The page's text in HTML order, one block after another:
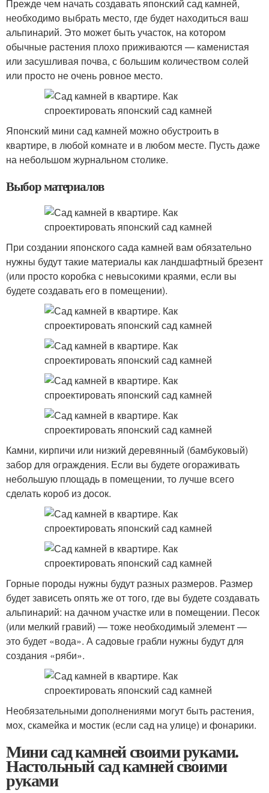
Прежде чем начать создавать японский сад камней,
необходимо выбрать место, где будет находиться ваш
альпинарий. Это может быть участок, на котором
обычные растения плохо приживаются — каменистая
или засушливая почва, с большим количеством солей
или просто не очень ровное место.
Японский мини сад камней можно обустроить в
квартире, в любой комнате и в любом месте. Пусть даже
на небольшом журнальном столике.
Выбор материалов
При создании японского сада камней вам обязательно
нужны будут такие материалы как ландшафтный брезент
(или просто коробка с невысокими краями, если вы
будете создавать его в помещении).
Камни, кирпичи или низкий деревянный (бамбуковый)
забор для ограждения. Если вы будете огораживать
небольшую площадь в помещении, то лучше всего
сделать короб из досок.
Горные породы нужны будут разных размеров. Размер
будет зависеть опять же от того, где вы будете создавать
альпинарий: на дачном участке или в помещении. Песок
(или мелкий гравий) — тоже необходимый элемент —
это будет «вода». А садовые грабли нужны будут для
создания «ряби».
Необязательными дополнениями могут быть растения,
мох, скамейка и мостик (если сад на улице) и фонарики.
Мини сад камней своими руками.
Настольный сад камней своими
руками